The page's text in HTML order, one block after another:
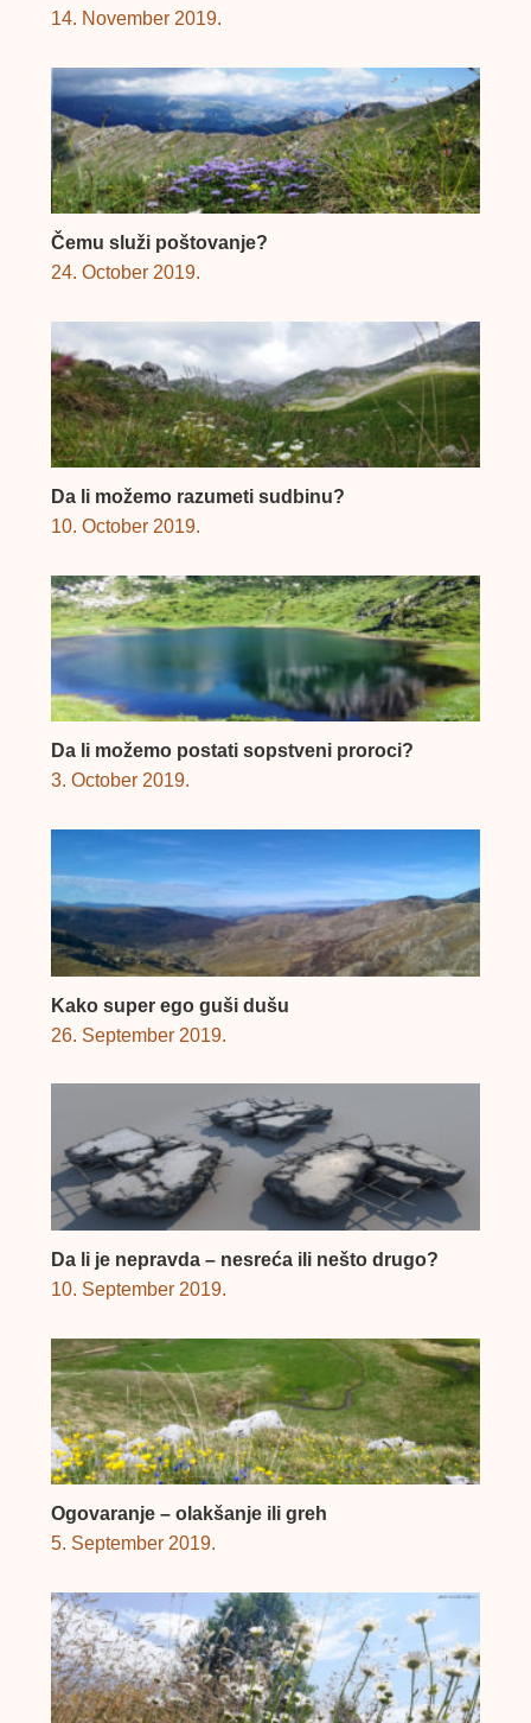
14. November 2019.
Čemu služi poštovanje?
24. October 2019.
Da li možemo razumeti sudbinu?
10. October 2019.
Da li možemo postati sopstveni proroci?
3. October 2019.
Kako super ego guši dušu
26. September 2019.
Da li je nepravda – nesreća ili nešto drugo?
10. September 2019.
Ogovaranje – olakšanje ili greh
5. September 2019.